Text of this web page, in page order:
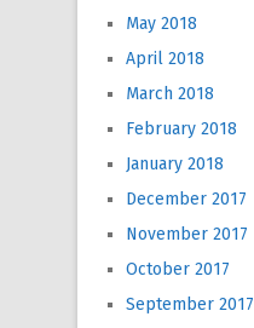
May 2018
April 2018
March 2018
February 2018
January 2018
December 2017
November 2017
October 2017
September 2017